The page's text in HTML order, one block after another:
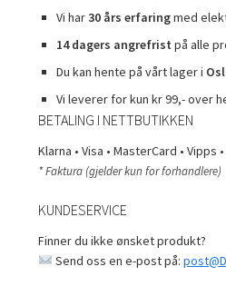
Vi har30 års erfaringmed
14 dagers angrefrist på alle
Du kan hente på vårt lager i
Vi leverer for kun kr 99,- over
BETALING I NETTBUTIKKEN
Klarna • Visa • MasterCard • Vipps
* Faktura (gjelder kun for forhandlere)
KUNDESERVICE
Finner du ikke ønsket produkt?
Send oss en e-post på: